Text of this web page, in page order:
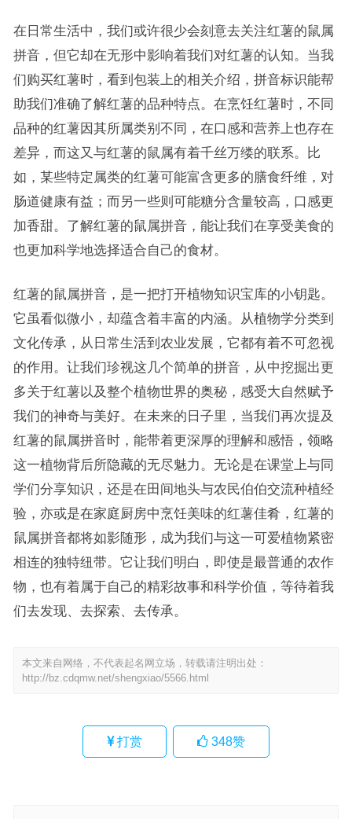
在日常生活中，我们或许很少会刻意去关注红薯的鼠属
拼音，但它却在无形中影响着我们对红薯的认知。当我
们购买红薯时，看到包装上的相关介绍，拼音标识能帮
助我们准确了解红薯的品种特点。在烹饪红薯时，不同
品种的红薯因其所属类别不同，在口感和营养上也存在
差异，而这又与红薯的鼠属有着千丝万缕的联系。比
如，某些特定属类的红薯可能富含更多的膳食纤维，对
肠道健康有益；而另一些则可能糖分含量较高，口感更
加香甜。了解红薯的鼠属拼音，能让我们在享受美食的
也更加科学地选择适合自己的食材。
红薯的鼠属拼音，是一把打开植物知识宝库的小钥匙。
它虽看似微小，却蕴含着丰富的内涵。从植物学分类到
文化传承，从日常生活到农业发展，它都有着不可忽视
的作用。让我们珍视这几个简单的拼音，从中挖掘出更
多关于红薯以及整个植物世界的奥秘，感受大自然赋予
我们的神奇与美好。在未来的日子里，当我们再次提及
红薯的鼠属拼音时，能带着更深厚的理解和感悟，领略
这一植物背后所隐藏的无尽魅力。无论是在课堂上与同
学们分享知识，还是在田间地头与农民伯伯交流种植经
验，亦或是在家庭厨房中烹饪美味的红薯佳肴，红薯的
鼠属拼音都将如影随形，成为我们与这一可爱植物紧密
相连的独特纽带。它让我们明白，即使是最普通的农作
物，也有着属于自己的精彩故事和科学价值，等待着我
们去发现、去探索、去传承。
本文来自网络，不代表起名网立场，转载请注明出处：
http://bz.cdqmw.net/shengxiao/5566.html
打赏 348赞